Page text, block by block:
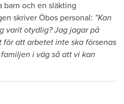
barn och en släkting
skriver Öbos personal: ”Kan
varit otydlig? Jag jagar på
att arbetet inte ska försenas
i väg så att vi kan